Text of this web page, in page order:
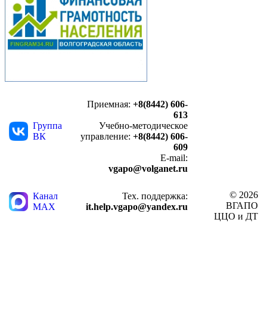
Группа
ВК
Приемная: +8(8442) 606-
613
Учебно-методическое
управление: +8(8442) 606-
609
E-mail:
vgapo@volganet.ru
Канал
MAX
Тех. поддержка:
it.help.vgapo@yandex.ru
© 2026
ВГАПО
ЦЦО и ДТ